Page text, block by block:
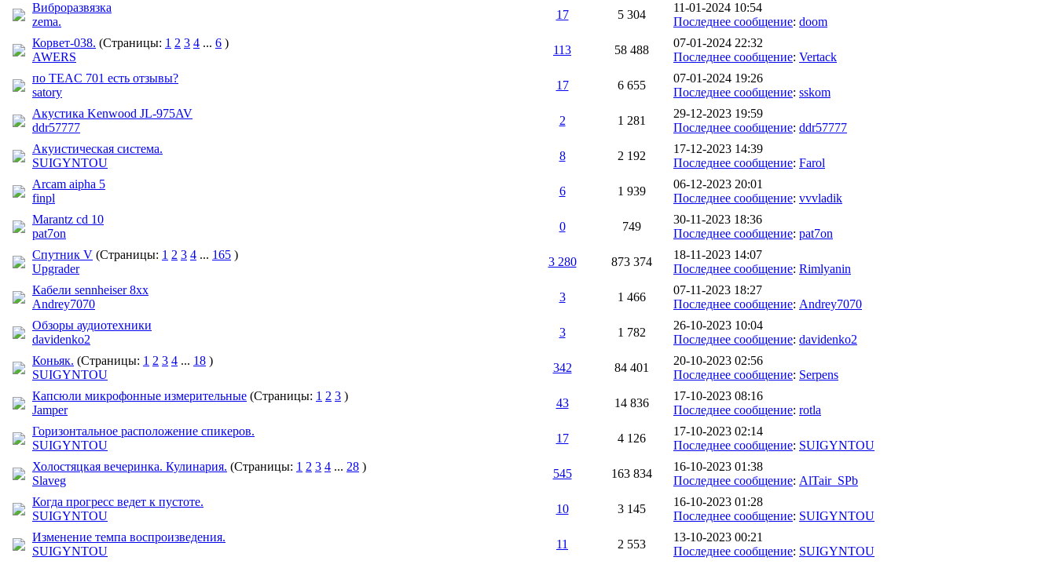
Виброразвязка
zema.
17 5 304
11-01-2024 10:54
Последнее сообщение: doom
Корвет-038. (Страницы: 1 2 3 4 ... 6 )
AWERS
113 58 488
07-01-2024 22:32
Последнее сообщение: Vertack
по TEAC 701 есть отзывы?
satory
17 6 655
07-01-2024 19:26
Последнее сообщение: sskom
Акустика Kenwood JL-975AV
ddr57777
2 1 281
29-12-2023 19:59
Последнее сообщение: ddr57777
Акуистическая система.
SUIGYNTOU
8 2 192
17-12-2023 14:39
Последнее сообщение: Farol
Arcam aipha 5
finpl
6 1 939
06-12-2023 20:01
Последнее сообщение: vvvladik
Marantz cd 10
pat7on
0 749
30-11-2023 18:36
Последнее сообщение: pat7on
Спутник V (Страницы: 1 2 3 4 ... 165 )
Upgrader
3 280 873 374
18-11-2023 14:07
Последнее сообщение: Rimlyanin
Кабели sennheiser 8хх
Andrey7070
3 1 466
07-11-2023 18:27
Последнее сообщение: Andrey7070
Обзоры аудиотехники
davidenko2
3 1 782
26-10-2023 10:04
Последнее сообщение: davidenko2
Коньяк. (Страницы: 1 2 3 4 ... 18 )
SUIGYNTOU
342 84 401
20-10-2023 02:56
Последнее сообщение: Serpens
Капсюли микрофонные измерительные (Страницы: 1 2 3 )
Jamper
43 14 836
17-10-2023 08:16
Последнее сообщение: rotla
Горизонтальное расположение спикеров.
SUIGYNTOU
17 4 126
17-10-2023 02:14
Последнее сообщение: SUIGYNTOU
Холостяцкая вечеринка. Кулинария. (Страницы: 1 2 3 4 ... 28 )
Slaveg
545 163 834
16-10-2023 01:38
Последнее сообщение: AlTair_SPb
Когда прогресс ведет к пустоте.
SUIGYNTOU
10 3 145
16-10-2023 01:28
Последнее сообщение: SUIGYNTOU
Изменение темпа воспроизведения.
SUIGYNTOU
11 2 553
13-10-2023 00:21
Последнее сообщение: SUIGYNTOU